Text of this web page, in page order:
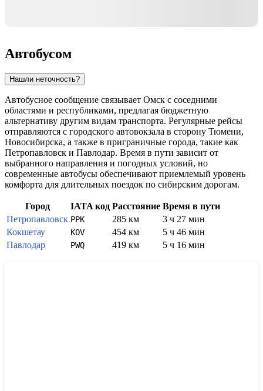
Автобусом
Нашли неточность?
Автобусное сообщение связывает Омск с соседними
областями и республиками, предлагая бюджетную
альтернативу другим видам транспорта. Регулярные рейсы
отправляются с городского автовокзала в сторону Тюмени,
Новосибирска, а также в приграничные города, такие как
Петропавловск и Павлодар. Время в пути зависит от
выбранного направления и погодных условий, но
современные автобусы обеспечивают приемлемый уровень
комфорта для длительных поездок по сибирским дорогам.
Город IATA код Расстояние Время в пути
Петропавловск PPK 285 км
3 ч 27 мин
Кокшетау
KOV 454 км
5 ч 46 мин
Павлодар
PWQ 419 км 5 ч 16 мин